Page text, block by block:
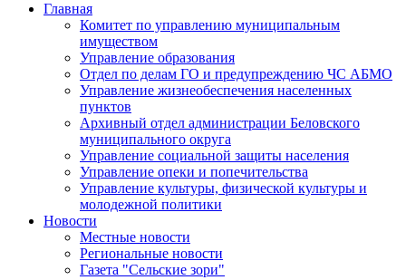
Главная
Комитет по управлению муниципальным
имуществом
Управление образования
Отдел по делам ГО и предупреждению ЧС АБМО
Управление жизнеобеспечения населенных
пунктов
Архивный отдел администрации Беловского
муниципального округа
Управление социальной защиты населения
Управление опеки и попечительства
Управление культуры, физической культуры и
молодежной политики
Новости
Местные новости
Региональные новости
Газета "Сельские зори"